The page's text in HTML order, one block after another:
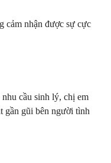
cảm nhận được sự cực
cầu sinh lý, chị em
gần gũi bên người tình